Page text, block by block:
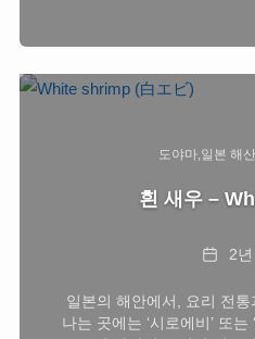
도야마 일본 해
흰 새우 –
Date2
일본의 해안에서, 요리 전
나는 곳에는 ‘시로에비’ 또는